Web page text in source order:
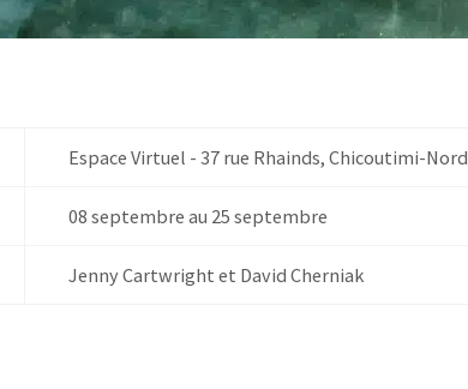
Espace Virtuel - 37 rue Rhainds, Chicoutimi-Nord
08 septembre au 25 septembre
Jenny Cartwright et David Cherniak